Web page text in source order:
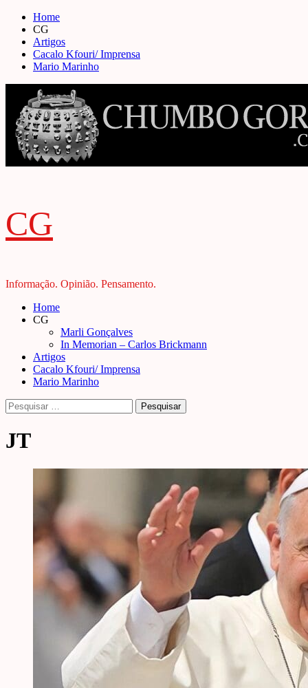
Skip
content
Home
CG
Artigos
Cacalo Kfouri/ Imprensa
Mario Marinho
CG
Informação. Opinião. Pensamento.
Primary
Menu
Home
CG
Marli Gonçalves
In Memorian – Carlos Brickmann
Artigos
Cacalo Kfouri/ Imprensa
Mario Marinho
Pesquisar
por:
JT